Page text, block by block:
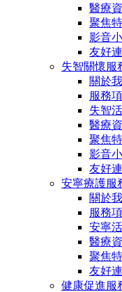
醫療
聚焦
影音
友好
失智關懷服
關於
服務
失智
醫療
聚焦
影音
友好
安寧療護服
關於
服務
安寧
醫療
聚焦
友好
健康促進服